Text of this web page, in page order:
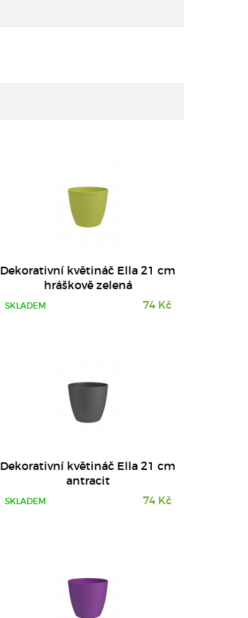
Dekorativní květináč Ella 21 cm
hráškově zelená
SKLADEM 74 Kč
Dekorativní květináč Ella 21 cm
antracit
SKLADEM 74 Kč